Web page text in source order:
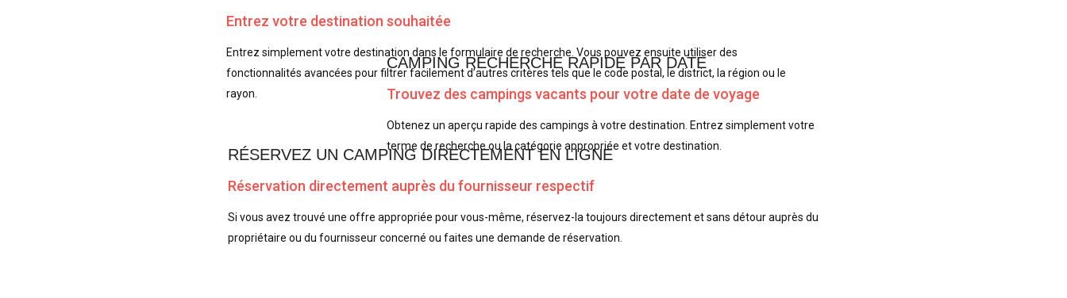
Entrez votre destination souhaitée
Entrez simplement votre destination dans le formulaire de recherche. Vous pouvez ensuite utiliser des
fonctionnalités avancées pour filtrer facilement d’autres critères tels que le code postal, le district, la région ou le
rayon.
CAMPING RECHERCHE RAPIDE PAR DATE
Trouvez des campings vacants pour votre date de voyage
Obtenez un aperçu rapide des campings à votre destination. Entrez simplement votre
terme de recherche ou la catégorie appropriée et votre destination.
RÉSERVEZ UN CAMPING DIRECTEMENT EN LIGNE
Réservation directement auprès du fournisseur respectif
Si vous avez trouvé une offre appropriée pour vous-même, réservez-la toujours directement et sans détour auprès du
propriétaire ou du fournisseur concerné ou faites une demande de réservation.